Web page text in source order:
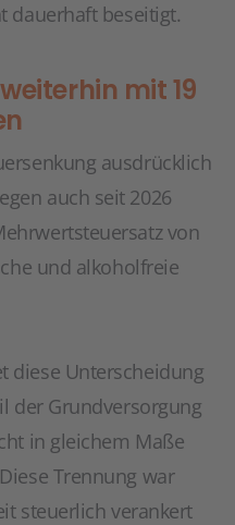
dauerhaft beseitigt.
mit 19
ausdrücklich
auch seit 2026
von
und alkoholfreie
diese Unterscheidung
der Grundversorgung
in gleichem Maße
Trennung war
steuerlich verankert